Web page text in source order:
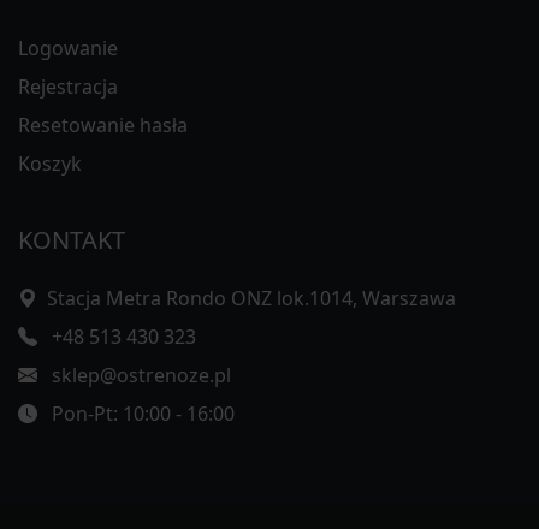
Logowanie
Rejestracja
Resetowanie hasła
Koszyk
KONTAKT
Stacja Metra Rondo ONZ lok.1014, Warszawa
+48 513 430 323
sklep@ostrenoze.pl
Pon-Pt: 10:00 - 16:00